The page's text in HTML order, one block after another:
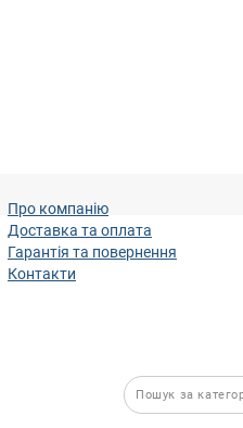
Про компанію
Доставка та оплата
Гарантія та повернення
Контакти